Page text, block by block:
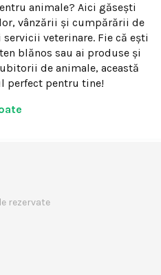
animale? Aici găsești
vânzării și cumpărării de
veterinare. Fie că ești
blănos sau ai produse și
de animale, această
perfect pentru tine!
rezervate